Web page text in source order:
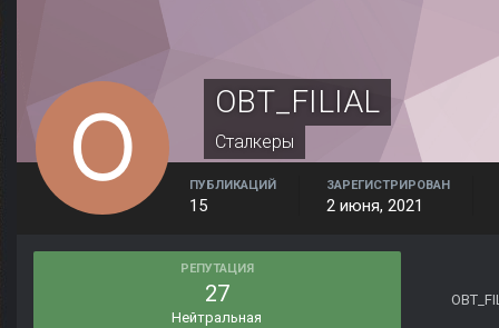
OBT_FILIAL
Сталкеры
ПУБЛИКАЦИЙ
15
ЗАРЕГИСТРИРОВАН
2 июня, 2021
РЕПУТАЦИЯ
27
Нейтральная